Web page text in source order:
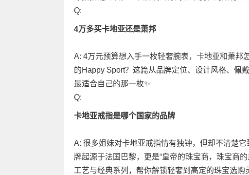
Q:
4万多买卡地亚还是萧邦
A: 4万元预算想入手一枚轻奢腕表，卡地亚和萧邦
的Happy Sport？这篇从品牌定位、设计风格、佩
最适合自己的那一枚✨
Q:
卡地亚戒指是哪个国家的品牌
A: 很多姐妹对卡地亚戒指情有独钟，但却不清楚
牌起源于法国巴黎，更是“皇帝的珠宝商，珠宝商
工艺与经典系列，帮你解锁轻奢到高定的珠宝选购